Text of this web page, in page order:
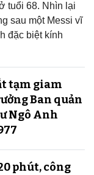
tuổi 68. Nhìn lại
sau một Messi vĩ
đặc biệt kính
tạm giam
Ban quản
Ngô Anh
phút, công